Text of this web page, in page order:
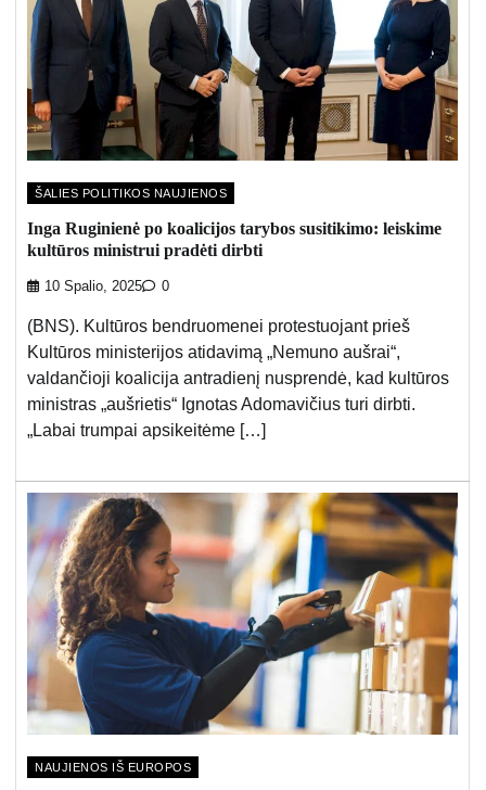
ŠALIES POLITIKOS NAUJIENOS
Inga Ruginienė po koalicijos tarybos susitikimo: leiskime
kultūros ministrui pradėti dirbti
10 Spalio, 2025 0
(BNS). Kultūros bendruomenei protestuojant prieš
Kultūros ministerijos atidavimą „Nemuno aušrai“,
valdančioji koalicija antradienį nusprendė, kad kultūros
ministras „aušrietis“ Ignotas Adomavičius turi dirbti.
„Labai trumpai apsikeitėme […]
NAUJIENOS IŠ EUROPOS